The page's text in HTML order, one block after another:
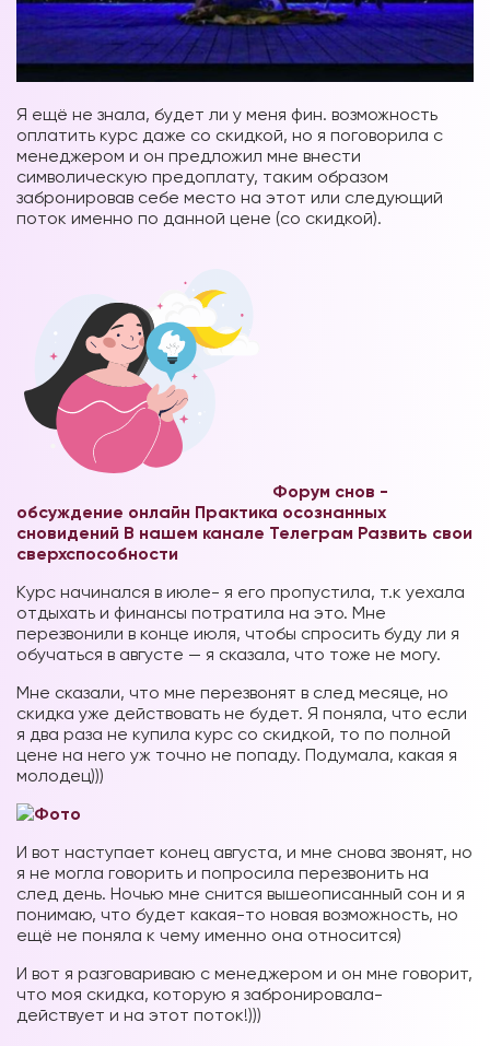
Я ещё не знала, будет ли у меня фин. возможность
оплатить курс даже со скидкой, но я поговорила с
менеджером и он предложил мне внести
символическую предоплату, таким образом
забронировав себе место на этот или следующий
поток именно по данной цене (со скидкой).
Форум снов -
обсуждение онлайн Практика осознанных
сновидений В нашем канале Телеграм Развить свои
сверхспособности
Курс начинался в июле- я его пропустила, т.к уехала
отдыхать и финансы потратила на это. Мне
перезвонили в конце июля, чтобы спросить буду ли я
обучаться в августе — я сказала, что тоже не могу.
Мне сказали, что мне перезвонят в след месяце, но
скидка уже действовать не будет. Я поняла, что если
я два раза не купила курс со скидкой, то по полной
цене на него уж точно не попаду. Подумала, какая я
молодец)))
И вот наступает конец августа, и мне снова звонят, но
я не могла говорить и попросила перезвонить на
след день. Ночью мне снится вышеописанный сон и я
понимаю, что будет какая-то новая возможность, но
ещё не поняла к чему именно она относится)
И вот я разговариваю с менеджером и он мне говорит,
что моя скидка, которую я забронировала-
действует и на этот поток!)))